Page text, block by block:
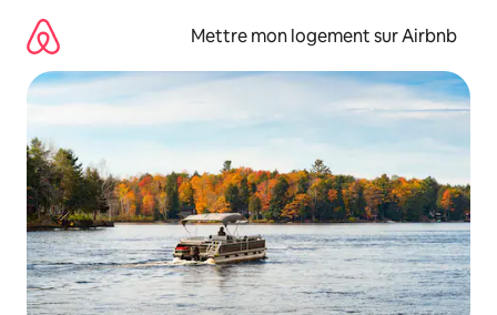
directement
contenu
Mettre mon logement sur Airbnb